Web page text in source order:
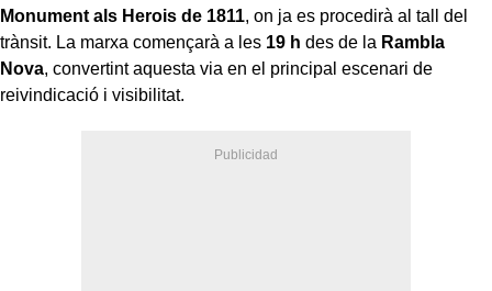
Monument als Herois de 1811, on ja es procedirà al tall del
trànsit. La marxa començarà a les 19 h des de la Rambla
Nova, convertint aquesta via en el principal escenari de
reivindicació i visibilitat.